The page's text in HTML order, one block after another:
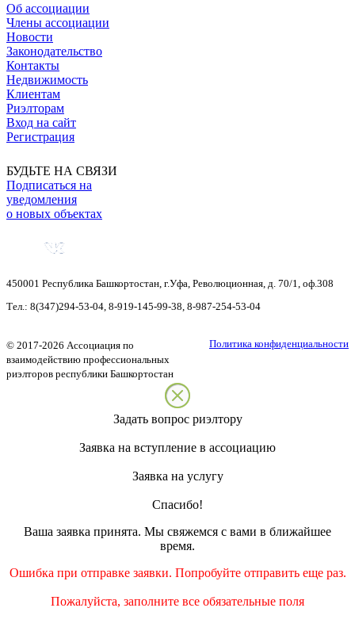
Об ассоциации
Члены ассоциации
Новости
Законодательство
Контакты
Недвижимость
Клиентам
Риэлторам
Вход на сайт
Регистрация
БУДЬТЕ НА СВЯЗИ
Подписаться на
уведомления
о новых объектах
450001 Республика Башкортостан г.Уфа Революционная, д. 70/1, оф.308
Тел.: 8(347)294-53-04 8-919-145-99-38 8-987-254-53-04
Политика конфиденциальности
© 2017-2026 Ассоциация по
взаимодействию профессиональных
риэлторов республики Башкортостан
Задать вопрос риэлтору
Заявка на вступление в ассоциацию
Заявка на услугу
Спасибо!
Ваша заявка принята. Мы свяжемся с вами в ближайшее
время.
Ошибка при отправке заявки. Попробуйте отправить еще раз.
Пожалуйста, заполните все обязательные поля